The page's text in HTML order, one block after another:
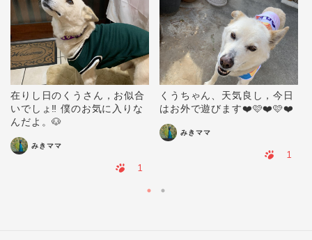
在りし日のくうさん，お似合
いでしょ‼️ 僕のお気に入りな
んだよ。🐶
みきママ
1
くうちゃん、天気良し，今日
はお外で遊びます❤️🩷❤️🩷❤️
みきママ
1